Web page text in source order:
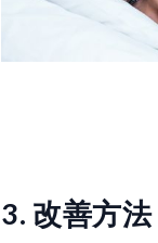
3. 改善方法